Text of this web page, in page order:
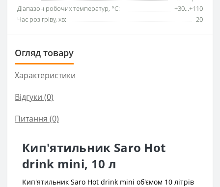
Діапазон робочих температур, °C:
+30...+110
Час розігріву, хв:
20
Огляд товару
Характеристики
Відгуки (0)
Питання (0)
Кип'ятильник Saro Hot
drink mini, 10 л
Кип'ятильник Saro Hot drink mini об'ємом 10 літрів